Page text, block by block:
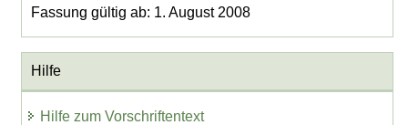
Fassung gültig ab: 1. August 2008
Hilfe
Hilfe zum Vorschriftentext